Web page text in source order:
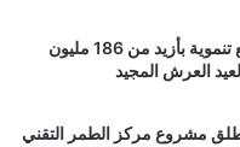
عامل إقليم صفرو يطلق ويدشن مشاريع تنموية بأزيد من 186 مليون
العرش المجيد
يطلق مشروع مركز الطمر التقني